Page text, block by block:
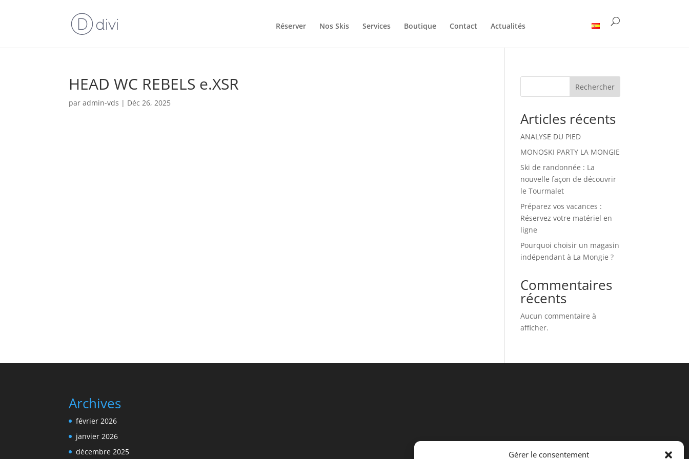
Gérer le consentement
Réserver Nos Skis Services Boutique Contact Actualités
HEAD WC REBELS e.XSR
paradmin-vds | Déc 26, 2025
Rechercher
Articles récents
ANALYSE DU PIED
MONOSKI PARTY LA MONGIE
Ski de randonnée : La
nouvelle façon de découvrir
le Tourmalet
Préparez vos vacances :
Réservez votre matériel en
ligne
Pourquoi choisir un magasin
indépendant à La Mongie ?
Commentaires
récents
Aucun commentaire à
afficher.
Archives
février 2026
janvier 2026
décembre 2025